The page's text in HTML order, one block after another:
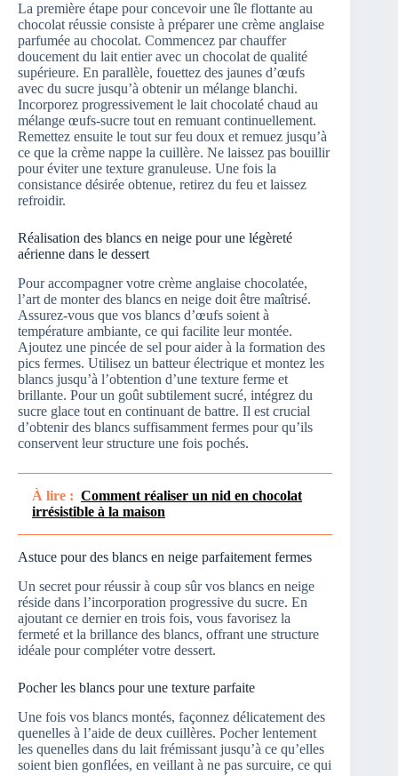
La première étape pour concevoir une île flottante au
chocolat réussie consiste à préparer une crème anglaise
parfumée au chocolat. Commencez par chauffer
doucement du lait entier avec un chocolat de qualité
supérieure. En parallèle, fouettez des jaunes d’œufs
avec du sucre jusqu’à obtenir un mélange blanchi.
Incorporez progressivement le lait chocolaté chaud au
mélange œufs-sucre tout en remuant continuellement.
Remettez ensuite le tout sur feu doux et remuez jusqu’à
ce que la crème nappe la cuillère. Ne laissez pas bouillir
pour éviter une texture granuleuse. Une fois la
consistance désirée obtenue, retirez du feu et laissez
refroidir.
Réalisation des blancs en neige pour une légèreté
aérienne dans le dessert
Pour accompagner votre crème anglaise chocolatée,
l’art de monter des blancs en neige doit être maîtrisé.
Assurez-vous que vos blancs d’œufs soient à
température ambiante, ce qui facilite leur montée.
Ajoutez une pincée de sel pour aider à la formation des
pics fermes. Utilisez un batteur électrique et montez les
blancs jusqu’à l’obtention d’une texture ferme et
brillante. Pour un goût subtilement sucré, intégrez du
sucre glace tout en continuant de battre. Il est crucial
d’obtenir des blancs suffisamment fermes pour qu’ils
conservent leur structure une fois pochés.
À lire : Comment réaliser un nid en chocolat
irrésistible à la maison
Astuce pour des blancs en neige parfaitement fermes
Un secret pour réussir à coup sûr vos blancs en neige
réside dans l’incorporation progressive du sucre. En
ajoutant ce dernier en trois fois, vous favorisez la
fermeté et la brillance des blancs, offrant une structure
idéale pour compléter votre dessert.
Pocher les blancs pour une texture parfaite
Une fois vos blancs montés, façonnez délicatement des
quenelles à l’aide de deux cuillères. Pocher lentement
les quenelles dans du lait frémissant jusqu’à ce qu’elles
soient bien gonflées, en veillant à ne pas surcuire, ce qui